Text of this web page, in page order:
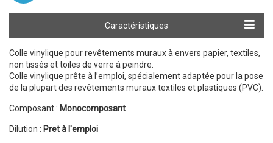
Caractéristiques
Colle vinylique pour revêtements muraux à envers papier, textiles,
non tissés et toiles de verre à peindre.
Colle vinylique prête à l’emploi, spécialement adaptée pour la pose
de la plupart des revêtements muraux textiles et plastiques (PVC).
Composant : Monocomposant
Dilution : Pret à l'emploi